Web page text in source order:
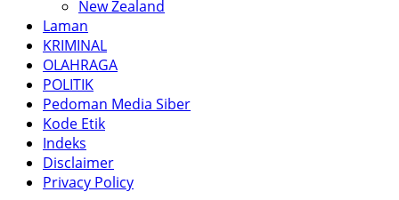
New Zealand
Laman
KRIMINAL
OLAHRAGA
POLITIK
Pedoman Media Siber
Kode Etik
Indeks
Disclaimer
Privacy Policy